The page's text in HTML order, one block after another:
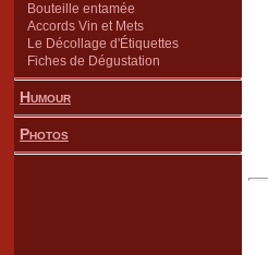
Bouteille entamée
Accords Vin et Mets
Le Décollage d'Étiquettes
Fiches de Dégustation
Humour
Photos